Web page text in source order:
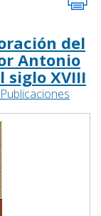
del
Antonio
siglo XVIII